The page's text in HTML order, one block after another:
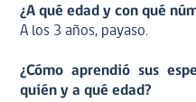
¿A qué edad y con qué
A los 3 años, payaso.
¿Cómo aprendió sus
quién y a qué edad?